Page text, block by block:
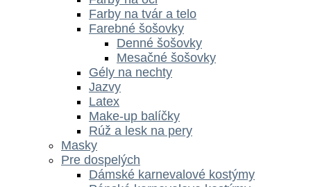
Farby na tvár a telo
Farebné šošovky
Denné šošovky
Mesačné šošovky
Gély na nechty
Jazvy
Latex
Make-up balíčky
Rúž a lesk na pery
Masky
Pre dospelých
Dámské karnevalové kostýmy